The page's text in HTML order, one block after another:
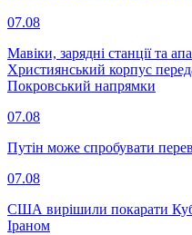
07.08
Мавіки, зарядні станції та
Християнський корпус
Покровський напрямки
07.08
Путін може спробувати
07.08
США вирішили покарати
Іраном